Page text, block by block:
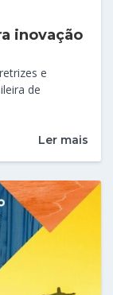
inovação
e
de
Ler mais